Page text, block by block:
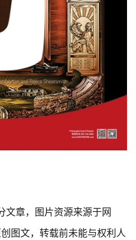
文章，图片资源来源于网
图文，转载前未能与权利人